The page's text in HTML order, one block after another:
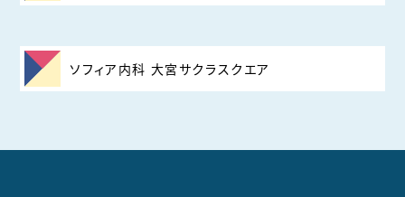
ソフィア内科 大宮サクラスクエア